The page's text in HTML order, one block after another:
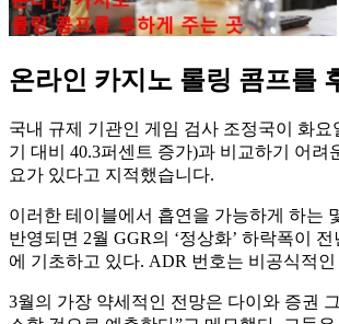
온라인 카지노 롤링 콤프를
국내 규제 기관인 게임 검사 조정국이 화
기 대비 40.3퍼센트 증가)과 비교하기 어
요가 있다고 지적했습니다.
이러한 테이블에서 흡연을 가능하게 하는
반영되면 2월 GGR의 ‘정상화’ 하락폭이
에 기초하고 있다. ADR 번호는 비공식적
3월의 가장 약세적인 전망은 다이와 증권